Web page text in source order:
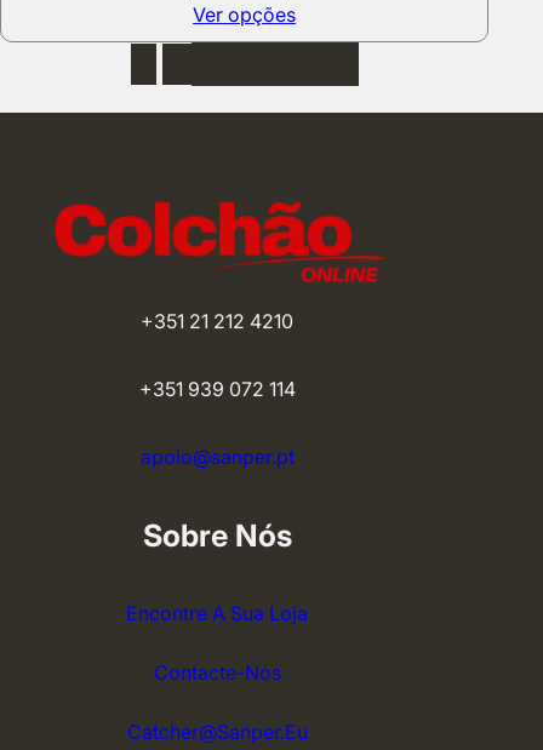
155,90 €
Ver opções
+351 21 212 4210
+351 939 072 114
apoio@sanper.pt
Sobre Nós
Encontre A Sua Loja
Contacte-Nos
Catcher@sanper.eu